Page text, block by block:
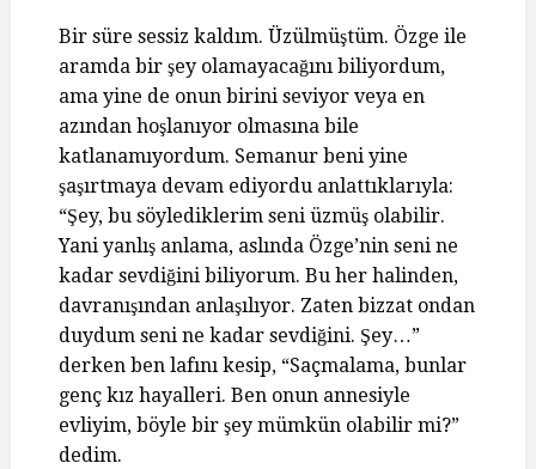
Bir süre sessiz kaldım. Üzülmüştüm. Özge ile
aramda bir şey olamayacağını biliyordum,
ama yine de onun birini seviyor veya en
azından hoşlanıyor olmasına bile
katlanamıyordum. Semanur beni yine
şaşırtmaya devam ediyordu anlattıklarıyla:
“Şey, bu söylediklerim seni üzmüş olabilir.
Yani yanlış anlama, aslında Özge’nin seni ne
kadar sevdiğini biliyorum. Bu her halinden,
davranışından anlaşılıyor. Zaten bizzat ondan
duydum seni ne kadar sevdiğini. Şey…”
derken ben lafını kesip, “Saçmalama, bunlar
genç kız hayalleri. Ben onun annesiyle
evliyim, böyle bir şey mümkün olabilir mi?”
dedim.